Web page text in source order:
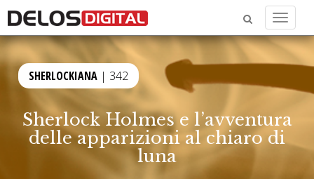
Menu
SHERLOCKIANA | 342
Sherlock Holmes e l’avventura
delle apparizioni al chiaro di
luna